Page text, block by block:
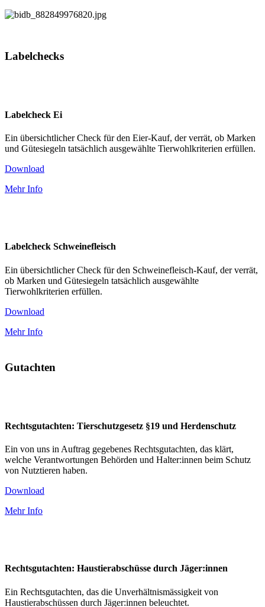
Labelchecks
Labelcheck Ei
Ein übersichtlicher Check für den Eier-Kauf, der verrät, ob Marken
und Gütesiegeln tatsächlich ausgewählte Tierwohlkriterien erfüllen.
Download
Mehr Info
Labelcheck Schweinefleisch
Ein übersichtlicher Check für den Schweinefleisch-Kauf, der verrät,
ob Marken und Gütesiegeln tatsächlich ausgewählte
Tierwohlkriterien erfüllen.
Download
Mehr Info
Gutachten
Rechtsgutachten: Tierschutzgesetz §19 und Herdenschutz
Ein von uns in Auftrag gegebenes Rechtsgutachten, das klärt,
welche Verantwortungen Behörden und Halter:innen beim Schutz
von Nutztieren haben.
Download
Mehr Info
Rechtsgutachten: Haustierabschüsse durch Jäger:innen
Ein Rechtsgutachten, das die Unverhältnismässigkeit von
Haustierabschüssen durch Jäger:innen beleuchtet.